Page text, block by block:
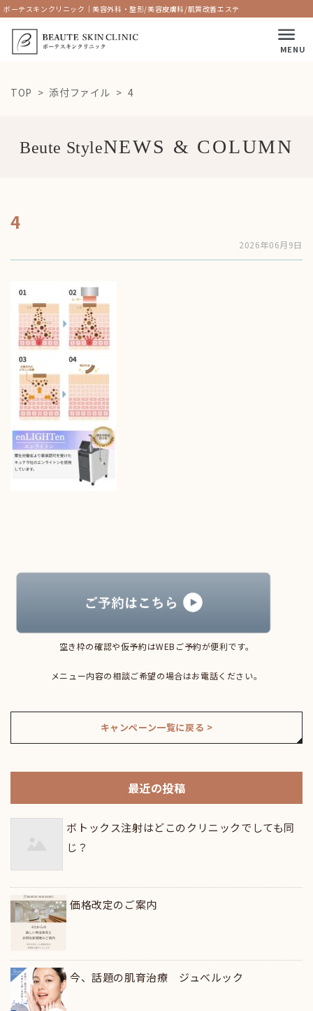
ボーテスキンクリニック｜美容外科・整形/美容皮膚科/肌質改善エステ
MENU
TOP 添付ファイル 4
Beute Style
4
2026年06月9日
空き枠の確認や仮予約はWEBご予約が便利です。
メニュー内容の相談ご希望の場合はお電話ください。
キャンペーン一覧に戻る >
最近の投稿
ボトックス注射はどこのクリニックでしても同
じ？
価格改定のご案内
今、話題の肌育治療 ジュべルック